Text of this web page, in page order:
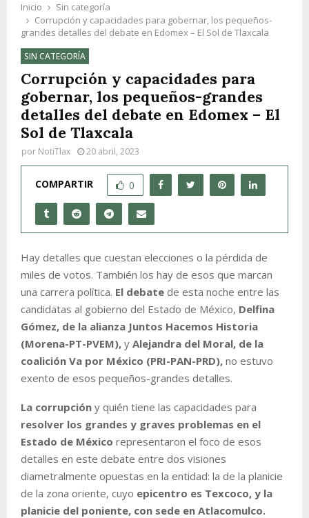
Inicio
Sin categoría
Corrupción y capacidades para gobernar, los pequeños-
grandes detalles del debate en Edomex – El Sol de Tlaxcala
SIN CATEGORÍA
Corrupción y capacidades para
gobernar, los pequeños-grandes
detalles del debate en Edomex – El
Sol de Tlaxcala
por NotiTlax 20 abril, 2023
COMPARTIR 0
Hay detalles que cuestan elecciones o la pérdida de
miles de votos. También los hay de esos que marcan
una carrera política. El debate de esta noche entre las
candidatas al gobierno del Estado de México, Delfina
Gómez, de la alianza Juntos Hacemos Historia
(Morena-PT-PVEM), y Alejandra del Moral, de la
coalición Va por México (PRI-PAN-PRD), no estuvo
exento de esos pequeños-grandes detalles.
La corrupción y quién tiene las capacidades para
resolver los grandes y graves problemas en el
Estado de México representaron el foco de esos
detalles en este debate entre dos visiones
diametralmente opuestas en la entidad: la de la planicie
de la zona oriente, cuyo epicentro es Texcoco, y la
planicie del poniente, con sede en Atlacomulco.